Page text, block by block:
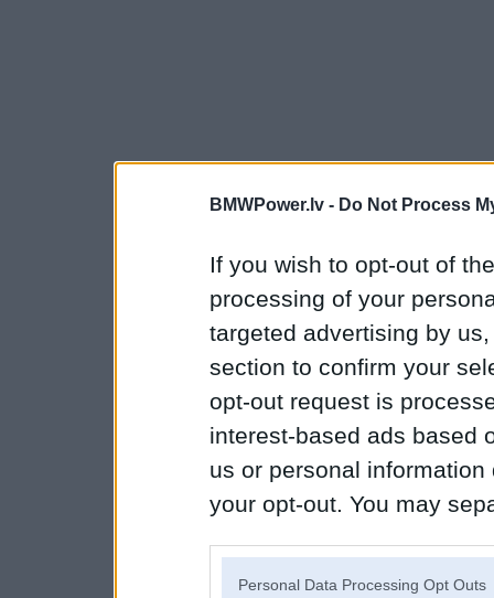
BMWPower.lv - Do Not Process
If you wish to opt-out of
processing of your
targeted advertising by
section to confirm your
opt-out request is
interest-based ads based
us or personal
your opt-out. You may
Personal Data Processing Opt Outs